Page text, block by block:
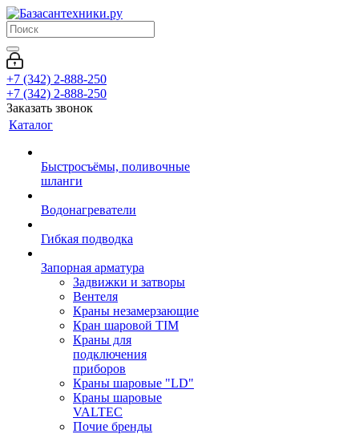
+7 (342) 2-888-250
+7 (342) 2-888-250
Заказать звонок
Каталог
Быстросъёмы, поливочные
шланги
Водонагреватели
Гибкая подводка
Запорная арматура
Задвижки и затворы
Вентеля
Краны незамерзающие
Кран шаровой TIM
Краны для
подключения
приборов
Краны шаровые "LD"
Краны шаровые
VALTEC
Почие бренды